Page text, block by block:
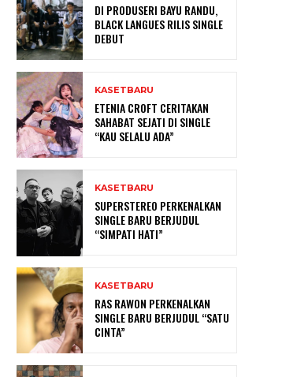
DI PRODUSERI BAYU RANDU,
BLACK LANGUES RILIS SINGLE
DEBUT
KASETBARU
ETENIA CROFT CERITAKAN
SAHABAT SEJATI DI SINGLE
“KAU SELALU ADA”
KASETBARU
SUPERSTEREO PERKENALKAN
SINGLE BARU BERJUDUL
“SIMPATI HATI”
KASETBARU
RAS RAWON PERKENALKAN
SINGLE BARU BERJUDUL “SATU
CINTA”